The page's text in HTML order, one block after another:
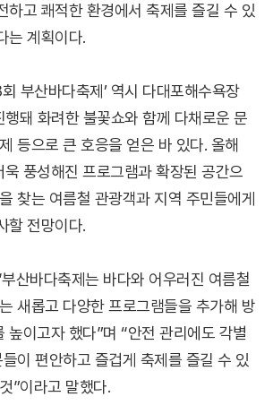
하고 쾌적한 환경에서 축제를 즐길 수 있
는 계획이다.
부산바다축제’ 역시 다대포해수욕장
돼 화려한 불꽃쇼와 함께 다채로운 문
등으로 큰 호응을 얻은 바 있다. 올해
풍성해진 프로그램과 확장된 공간으
찾는 여름철 관광객과 지역 주민들에게
할 전망이다.
산바다축제는 바다와 어우러진 여름철
새롭고 다양한 프로그램들을 추가해 방
높이고자 했다”며 “안전 관리에도 각별
이 편안하고 즐겁게 축제를 즐길 수 있
”이라고 말했다.